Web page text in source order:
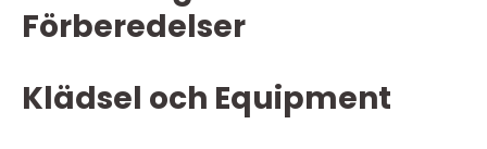
Förberedelser
Klädsel och Equipment